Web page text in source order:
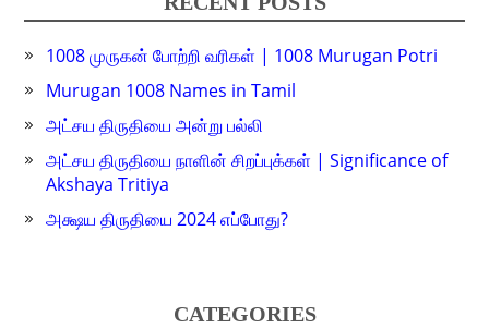
1008 முருகன் போற்றி வரிகள் | 1008 Murugan Potri
Murugan 1008 Names in Tamil
அட்சய திருதியை அன்று பல்லி
அட்சய திருதியை நாளின் சிறப்புக்கள் | Significance of
Akshaya Tritiya
அக்ஷய திருதியை 2024 எப்போது?
CATEGORIES